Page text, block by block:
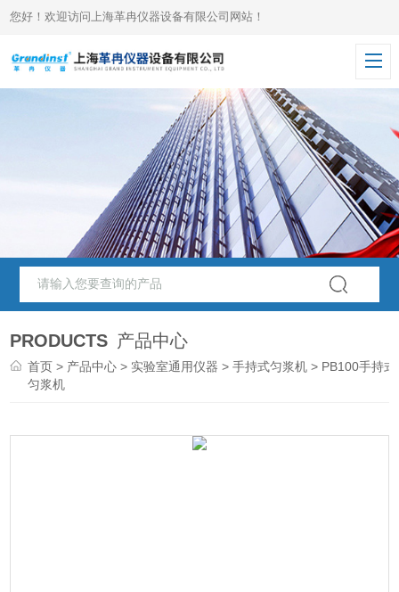
您好！欢迎访问上海革冉仪器设备有限公司网站！
PRODUCTS 产品中心
首页 > 产品中心 > 实验室通用仪器 >手持式匀浆机 > PB100手持式
匀浆机